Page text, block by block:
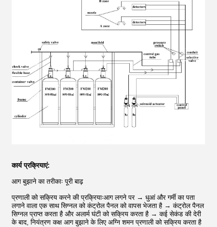
कार्य प्रक्रियाएं:
आग बुझाने का तरीकाः पूरी बाढ़
प्रणाली को सक्रिय करने की प्रक्रियाःआग लगने पर → धुआं और गर्मी का पता
लगाने वाला एक साथ सिग्नल को कंट्रोल पैनल को वापस भेजता है → कंट्रोल पैनल
सिग्नल प्राप्त करता है और अलार्म घंटी को सक्रिय करता है → कई सेकंड की देरी
के बाद, नियंत्रण कक्ष आग बुझाने के लिए अग्नि शमन प्रणाली को सक्रिय करता है